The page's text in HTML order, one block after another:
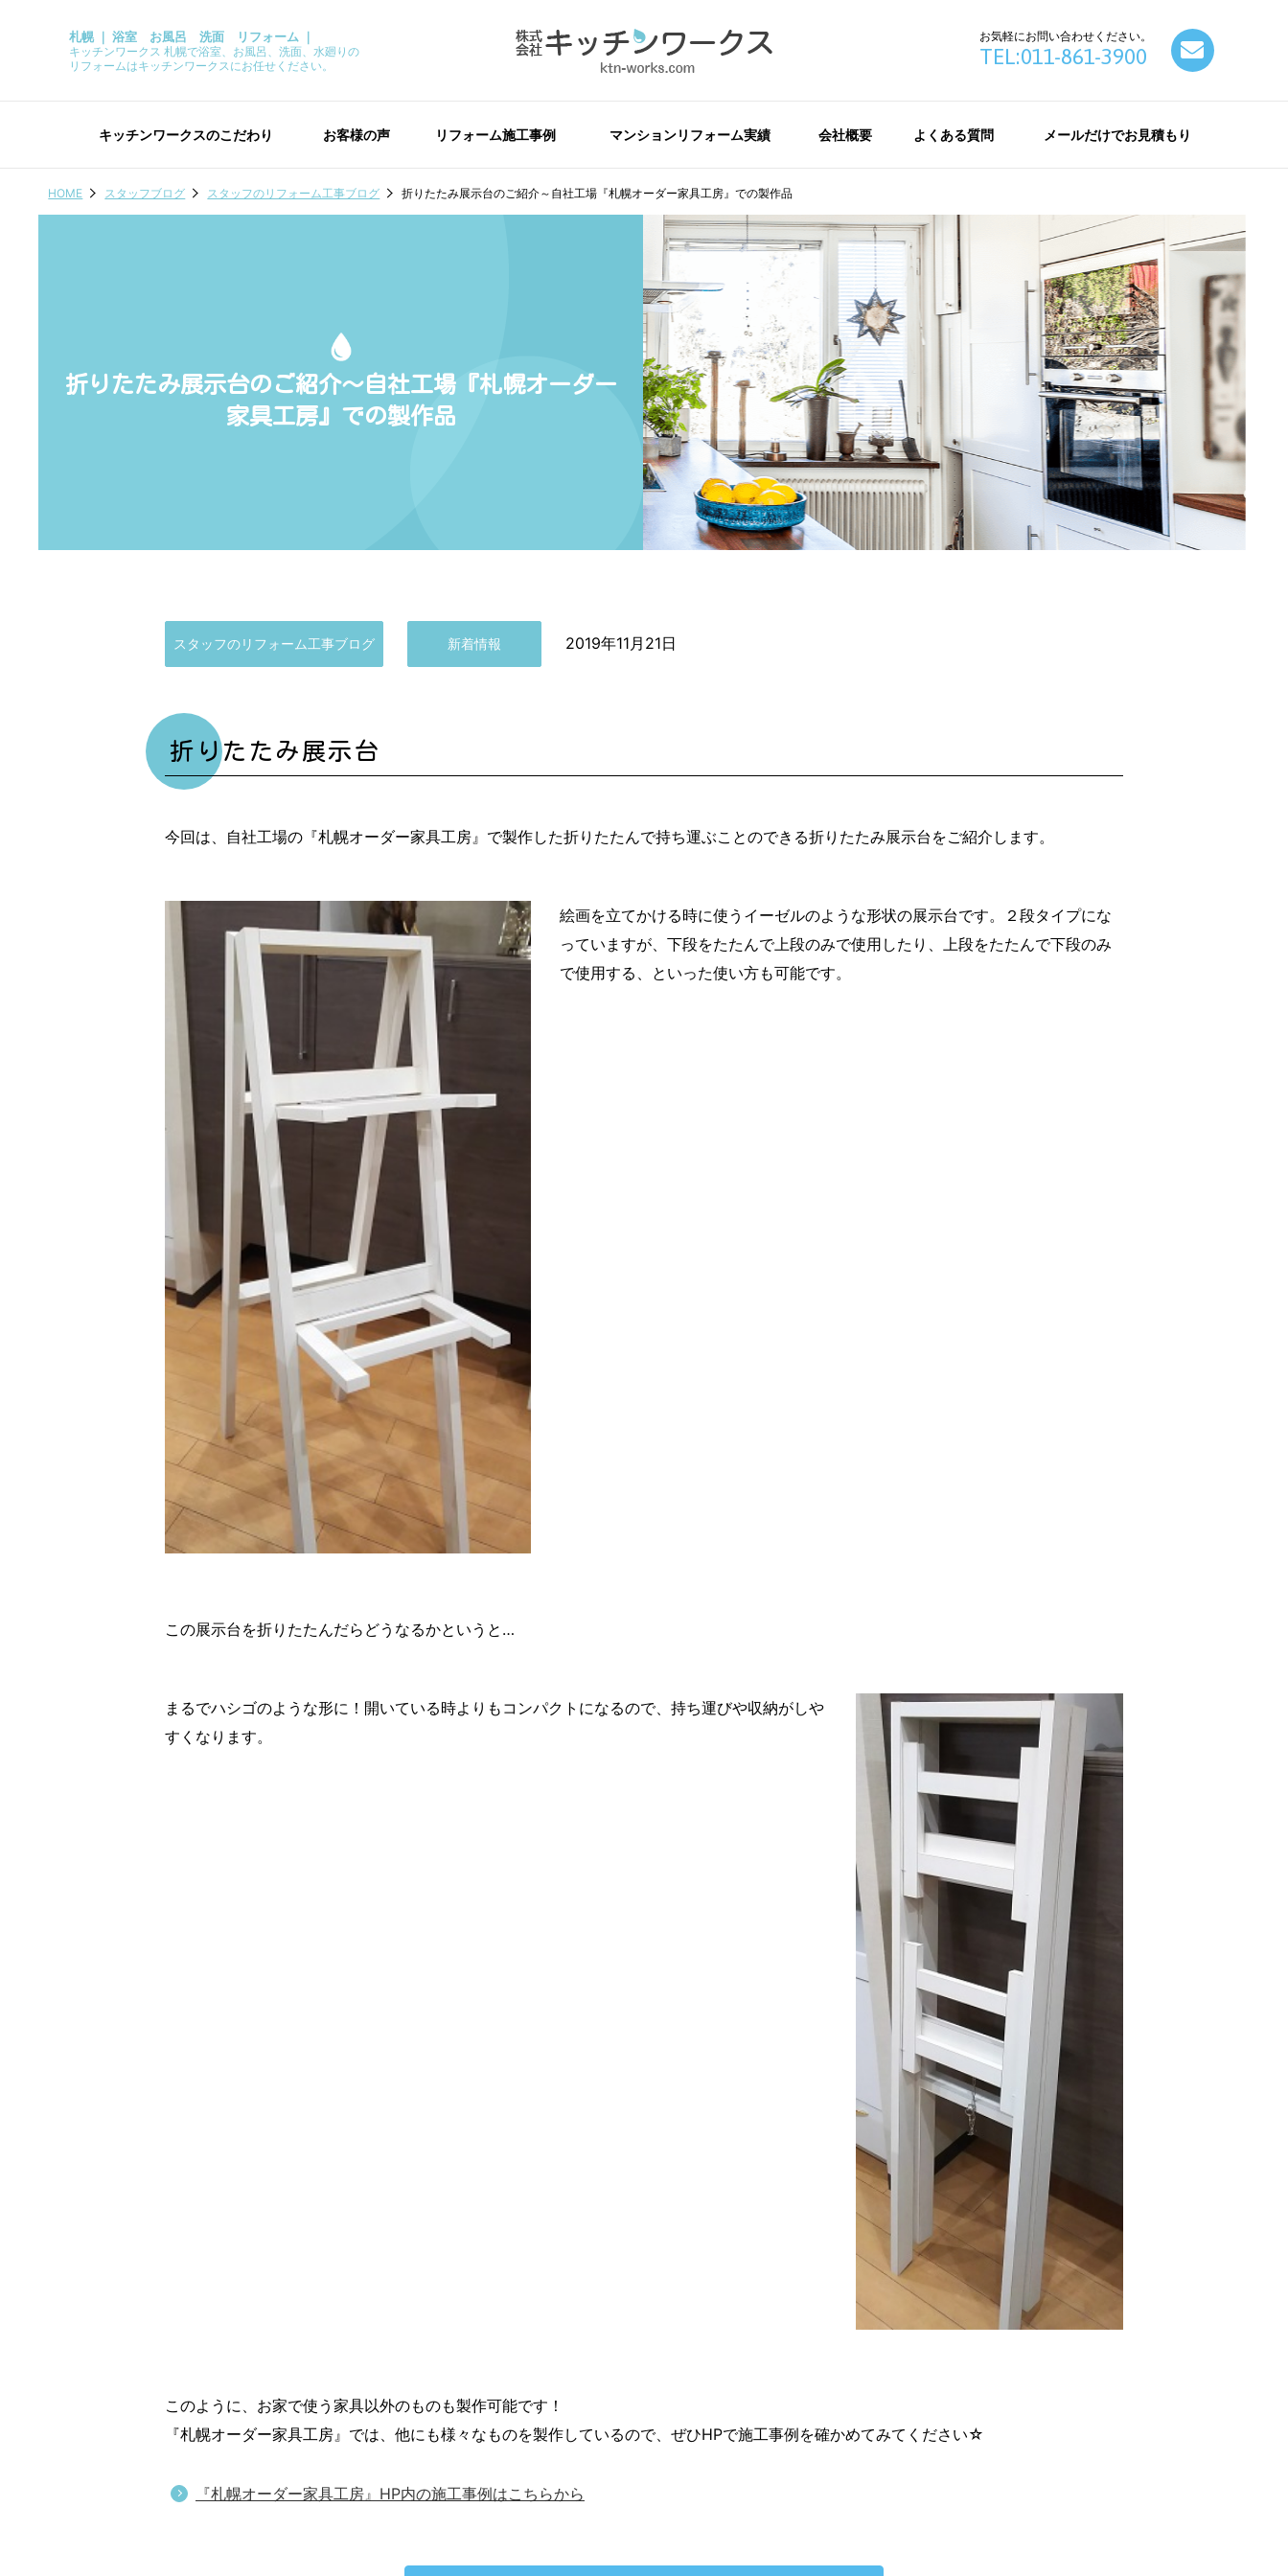
札幌 ｜ 浴室 お風呂 洗面 リフォーム ｜
キッチンワークス 札幌で浴室、お風呂、洗面、水廻りの
リフォームはキッチンワークスにお任せください。
お気軽にお問い合わせください。
TEL:011-861-3900
キッチンワークスのこだわり お客様の声 リフォーム施工事例 マンションリフォーム実績 会社概要 よくある質問 メールだけでお見積もり
HOME スタッフブログ スタッフのリフォーム工事ブログ 折りたたみ展示台のご紹介～自社工場『札幌オーダー家具工房』での製作品
折りたたみ展示台のご紹介～自社工場『札幌オーダー
家具工房』での製作品
スタッフのリフォーム工事ブログ 新着情報 2019年11月21日
折りたたみ展示台
今回は、自社工場の『札幌オーダー家具工房』で製作した折りたたんで持ち運ぶことのできる折りたたみ展示台をご紹介します。
絵画を立てかける時に使うイーゼルのような形状の展示台です。２段タイプにな
っていますが、下段をたたんで上段のみで使用したり、上段をたたんで下段のみ
で使用する、といった使い方も可能です。
この展示台を折りたたんだらどうなるかというと…
まるでハシゴのような形に！開いている時よりもコンパクトになるので、持ち運びや収納がしや
すくなります。
このように、お家で使う家具以外のものも製作可能です！
『札幌オーダー家具工房』では、他にも様々なものを製作しているので、ぜひHPで施工事例を確かめてみてください☆
『札幌オーダー家具工房』HP内の施工事例はこちらから